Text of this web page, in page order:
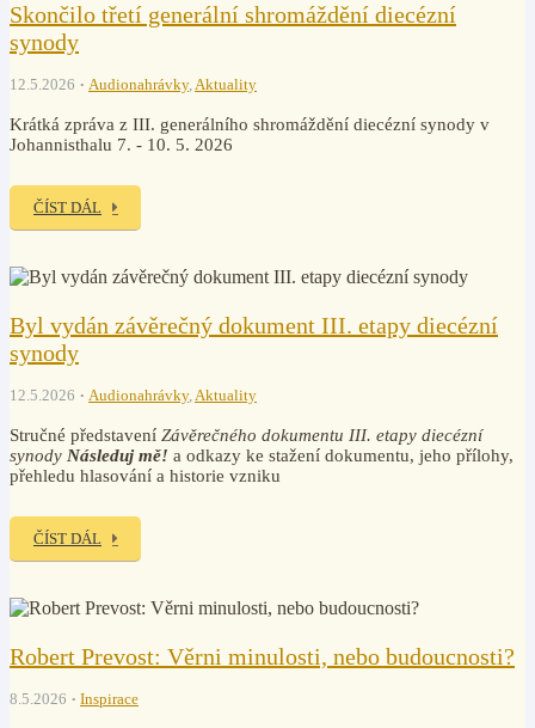
Skončilo třetí generální shromáždění diecézní
synody
12.5.2026 Audionahrávky,Aktuality
Krátká zpráva z III. generálního shromáždění diecézní synody v
Johannisthalu 7. - 10. 5. 2026
ČÍST DÁL
Byl vydán závěrečný dokument III. etapy diecézní
synody
12.5.2026 Audionahrávky,Aktuality
Stručné představení Závěrečného dokumentu III. etapy diecézní
synody Následuj mě! a odkazy ke stažení dokumentu, jeho přílohy,
přehledu hlasování a historie vzniku
ČÍST DÁL
Robert Prevost: Věrni minulosti, nebo budoucnosti?
8.5.2026 Inspirace